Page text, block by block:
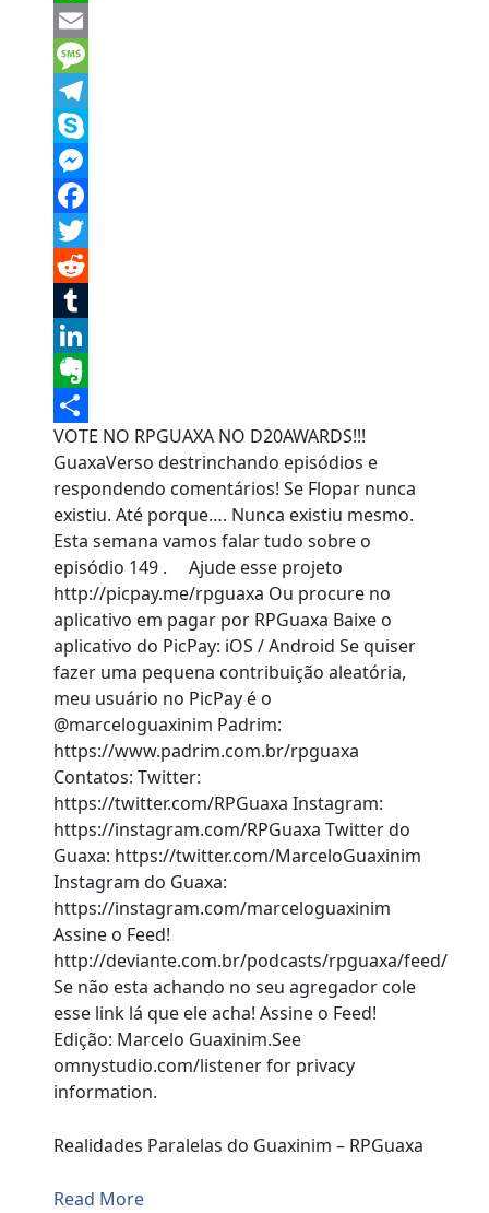
WhatsApp
Email
Message
Telegram
Skype
Messenger
Facebook
Twitter
Reddit
Tumblr
LinkedIn
Evernote
Share
VOTE NO RPGUAXA NO D20AWARDS!!!
GuaxaVerso destrinchando episódios e
respondendo comentários! Se Flopar nunca
existiu. Até porque…. Nunca existiu mesmo.
Esta semana vamos falar tudo sobre o
episódio 149 . Ajude esse projeto
http://picpay.me/rpguaxa Ou procure no
aplicativo em pagar por RPGuaxa Baixe o
aplicativo do PicPay: iOS / Android Se quiser
fazer uma pequena contribuição aleatória,
meu usuário no PicPay é o
@marceloguaxinim Padrim:
https://www.padrim.com.br/rpguaxa
Contatos: Twitter:
https://twitter.com/RPGuaxa Instagram:
https://instagram.com/RPGuaxa Twitter do
Guaxa: https://twitter.com/MarceloGuaxinim
Instagram do Guaxa:
https://instagram.com/marceloguaxinim
Assine o Feed!
http://deviante.com.br/podcasts/rpguaxa/feed/
Se não esta achando no seu agregador cole
esse link lá que ele acha! Assine o Feed!
Edição: Marcelo Guaxinim.See
omnystudio.com/listener for privacy
information.
Realidades Paralelas do Guaxinim – RPGuaxa
Read More